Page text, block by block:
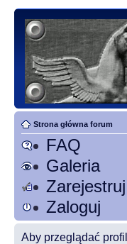
Strona główna forum
FAQ
Galeria
Zarejestruj
Zaloguj
Aby przeglądać